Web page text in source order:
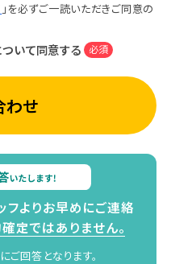
」を必ずご一読いただきご同意の
いて同意する 必須
わせ
フよりお早めにご連絡
定ではありません。
回答となります。